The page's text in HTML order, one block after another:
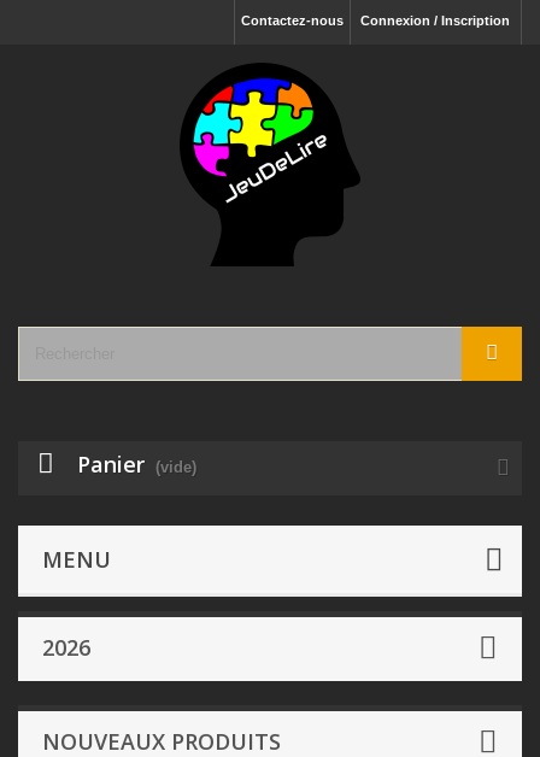
Connexion / Inscription
Contactez-nous
Panier (vide)
MENU 2026
2026
NOUVEAUX PRODUITS